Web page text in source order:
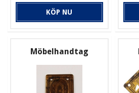
KÖP NU
Möbelhandtag